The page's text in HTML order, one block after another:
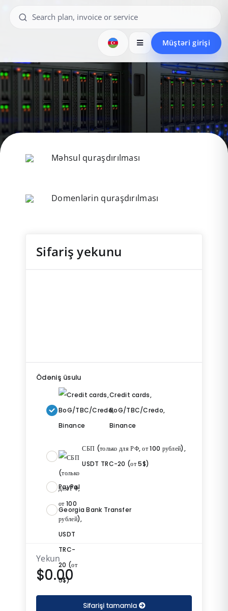
Müştəri girişi
Məhsul quraşdırılması
Domenlərin quraşdırılması
Sifariş yekunu
Ödəniş üsulu
Credit cards,
BoG/TBC/Credo,
Binance
СБП (только для РФ, от 100 рублей),
USDT TRC-20 (от 5$)
PayPal
Georgia Bank Transfer
Yekun
$0.00
Sifarişi tamamla